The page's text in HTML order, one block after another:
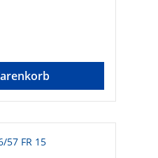
Systemleistung
[V]:
des Gehäuses:
160Reichweite [m]: